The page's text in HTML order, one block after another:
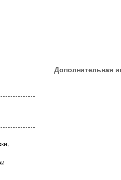
,
Дополнительная